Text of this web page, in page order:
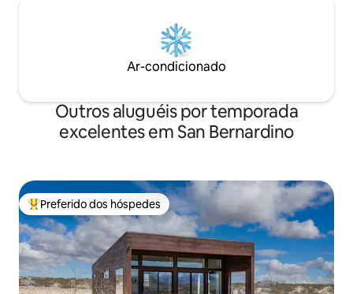
Ar-condicionado
Outros aluguéis por temporada
excelentes em San Bernardino
Entre os melhores preferidos dos hóspedes
Preferido dos hóspedes